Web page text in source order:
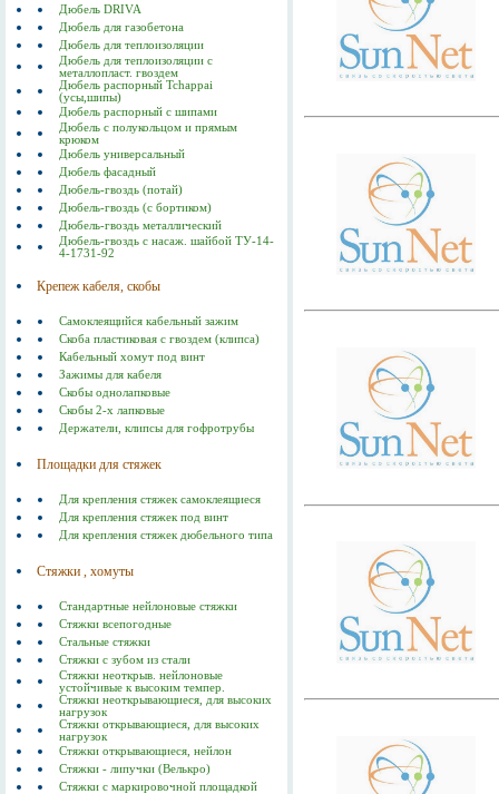
Дюбель DRIVA
Дюбель для газобетона
Дюбель для теплоизоляции
Дюбель для теплоизоляции с
металлопласт. гвоздем
Дюбель распорный Tchappai
(усы,шипы)
Дюбель распорный с шипами
Дюбель с полукольцом и прямым
крюком
Дюбель универсальный
Дюбель фасадный
Дюбель-гвоздь (потай)
Дюбель-гвоздь (с бортиком)
Дюбель-гвоздь металлический
Дюбель-гвоздь с насаж. шайбой ТУ-14-
4-1731-92
Крепеж кабеля, скобы
Самоклеящийся кабельный зажим
Скоба пластиковая с гвоздем (клипса)
Кабельный хомут под винт
Зажимы для кабеля
Скобы однолапковые
Скобы 2-х лапковые
Держатели, клипсы для гофротрубы
Площадки для стяжек
Для крепления стяжек самоклеящиеся
Для крепления стяжек под винт
Для крепления стяжек дюбельного типа
Стяжки , хомуты
Стандартные нейлоновые стяжки
Стяжки всепогодные
Стальные стяжки
Cтяжки с зубом из стали
Стяжки неоткрыв. нейлоновые
устойчивые к высоким темпер.
Стяжки неоткрывающиеся, для высоких
нагрузок
Стяжки открывающиеся, для высоких
нагрузок
Стяжки открывающиеся, нейлон
Стяжки - липучки (Велькро)
Стяжки с маркировочной площадкой